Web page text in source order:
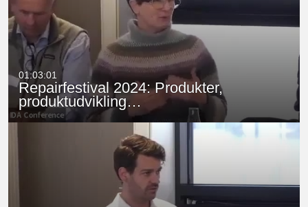
01:03:01
Repairfestival 2024: Produkter,
produktudvikling…